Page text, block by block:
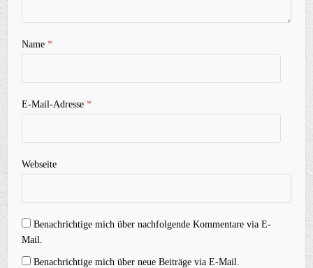
Name*
E-Mail-Adresse*
Webseite
Benachrichtige mich über nachfolgende Kommentare via E-
Mail.
Benachrichtige mich über neue Beiträge via E-Mail.